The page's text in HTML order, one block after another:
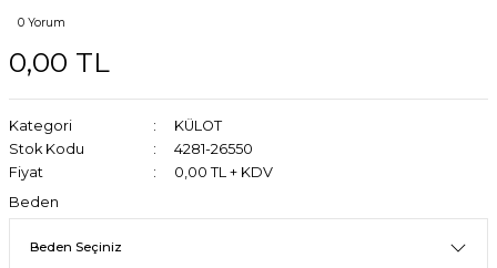
0 Yorum
0,00 TL
Kategori
KÜLOT
Stok Kodu
4281-26550
Fiyat
0,00 TL + KDV
Beden